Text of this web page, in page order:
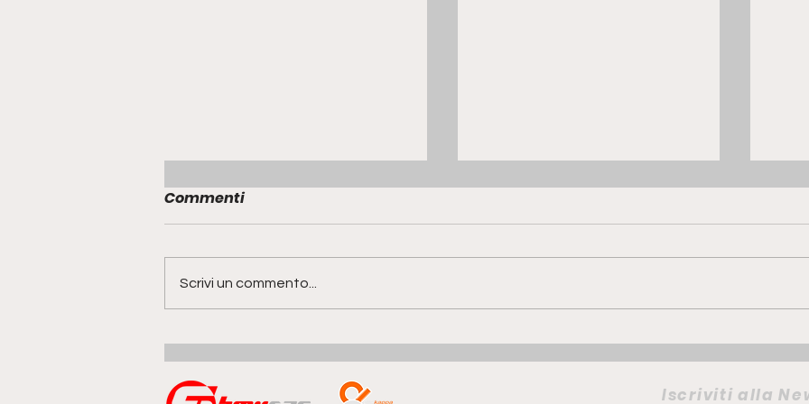
Range Rover GT | la quinta
anima della famiglia
guarda al futuro del gran
GWM ORA 5 Hybrid | la
compatta che punta su
Commenti
Scrivi un commento...
Iscriviti alla